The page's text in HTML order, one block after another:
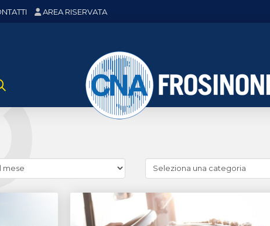
AREA RISERVATA
categorie)